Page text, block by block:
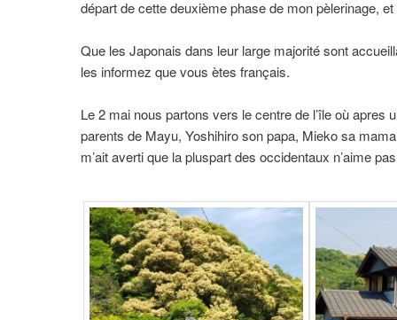
départ de cette deuxième phase de mon pèlerinage,
Que les Japonais dans leur large majorité sont
les informez que vous ètes français.
Le 2 mai nous partons vers le centre de l’île où
parents de Mayu, Yoshihiro son papa, Mieko sa
m’ait averti que la pluspart des occidentaux n’aime